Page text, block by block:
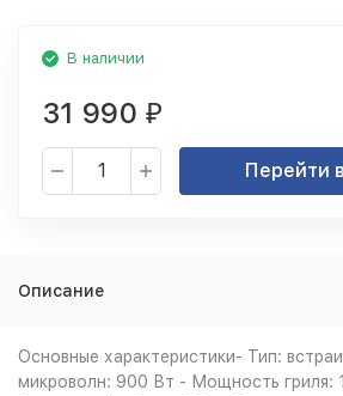
В наличии
31 990 ₽
Перейти
Описание
Основные характеристики- Тип:
микроволн: 900 Вт - Мощность гриля: